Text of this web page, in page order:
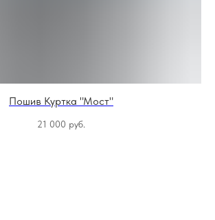
Пошив Куртка "Мост"
21 000 руб.